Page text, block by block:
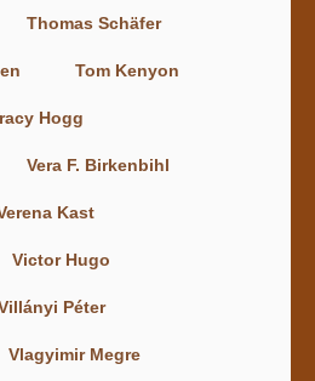
Thomas Schäfer
Tom Kenyon
Hogg
Vera F. Birkenbihl
Kast
Victor Hugo
Péter
Vlagyimir Megre